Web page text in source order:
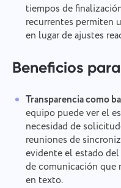
tiempos de
recurrentes permiten
en lugar de ajustes
Beneficios
Transparencia como
equipo puede ver el
necesidad de
reuniones de
evidente el estado
de comunicación que
en texto.
Proporciona una
con la
Examinar
Nombre
Tu mensaje
específica, y no
archivo relevante.
ayuda a mejorar la
garantizando un
Examinar
We
Definitivamente
trataremos de
ayudas
Función
Cómo funciona
Al hacer clic en el
consentimiento
datos personales.